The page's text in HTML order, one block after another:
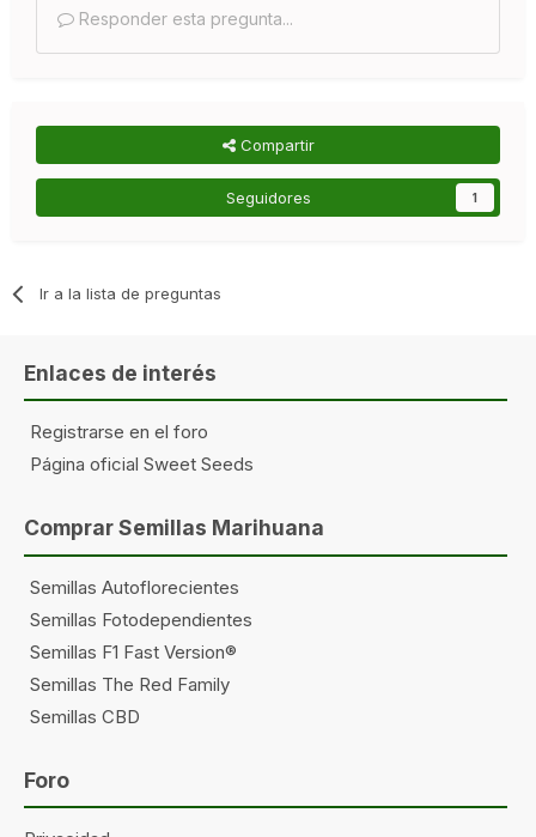
Responder esta pregunta...
Compartir
Seguidores 1
Ir a la lista de preguntas
Enlaces de interés
Registrarse en el foro
Página oficial Sweet Seeds
Comprar Semillas Marihuana
Semillas Autoflorecientes
Semillas Fotodependientes
Semillas F1 Fast Version®
Semillas The Red Family
Semillas CBD
Foro